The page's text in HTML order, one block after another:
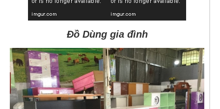
Đồ Dùng gia đình